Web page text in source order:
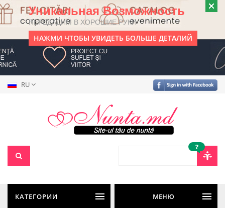
Уникальная Возможность
ПЕРЕДАДИМ В ХОРОШИЕ РУКИ
НАЖМИ ЧТОБЫ УВИДЕТЬ БОЛЬШЕ ДЕТАЛИЙ
RU
?
КАТЕГОРИИ МЕНЮ